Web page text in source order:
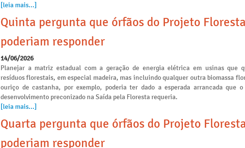
[leia mais...]
Quinta pergunta que órfãos do Projeto
poderiam responder
14/06/2026
Planejar a matriz estadual com a geração de energia elétrica em usinas que
resíduos florestais, em especial madeira, mas incluindo qualquer outra biomassa
ouriço de castanha, por exemplo, poderia ter dado a esperada arrancada que o
desenvolvimento preconizado na Saída pela Floresta requeria.
[leia mais...]
Quarta pergunta que órfãos do Projeto
poderiam responder